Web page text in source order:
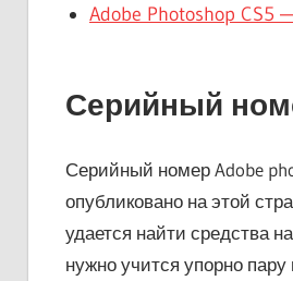
Adobe Photoshop CS5
Серийный
Серийный номер Adobe
опубликовано на этой
удается найти средства
нужно учится упорно